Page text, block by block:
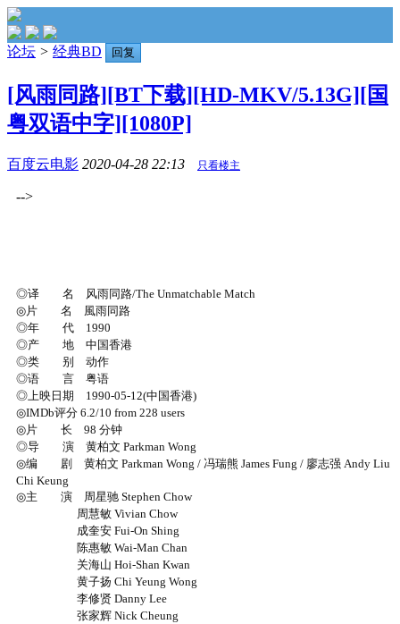
论坛 > 经典BD 回复
[风雨同路][BT下载][HD-MKV/5.13G][国
粤双语中字][1080P]
百度云电影 2020-04-28 22:13 只看楼主
-->
◎译 名 风雨同路/The Unmatchable Match
◎片 名 風雨同路
◎年 代 1990
◎产 地 中国香港
◎类 别 动作
◎语 言 粤语
◎上映日期 1990-05-12(中国香港)
◎IMDb评分 6.2/10 from 228 users
◎片 长 98 分钟
◎导 演 黄柏文 Parkman Wong
◎编 剧 黄柏文 Parkman Wong / 冯瑞熊 James Fung / 廖志强 Andy Liu
Chi Keung
◎主 演 周星驰 Stephen Chow
周慧敏 Vivian Chow
成奎安 Fui-On Shing
陈惠敏 Wai-Man Chan
关海山 Hoi-Shan Kwan
黄子扬 Chi Yeung Wong
李修贤 Danny Lee
张家辉 Nick Cheung